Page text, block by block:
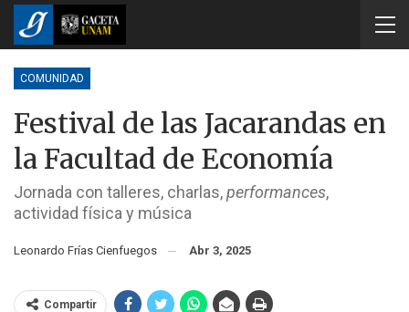
COMUNIDAD
Festival de las Jacarandas en
la Facultad de Economía
Jornada con talleres, charlas,performances,
actividad física y música
Leonardo Frías Cienfuegos Abr 3, 2025
Compartir